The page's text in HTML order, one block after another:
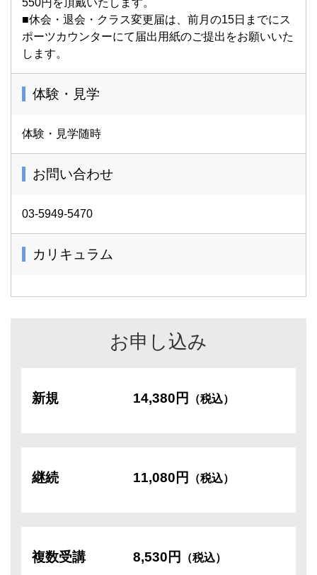
■休会・退会・クラス変更届は、前月の15日までにス
ポーツカウンターにて届出用紙のご提出をお願いいた
します。
体験・見学
体験・見学随時
お問い合わせ
03-5949-5470
カリキュラム
お申し込み
新規 14,380円 （税込）
継続 11,080円 （税込）
複数受講 8,530円 （税込）